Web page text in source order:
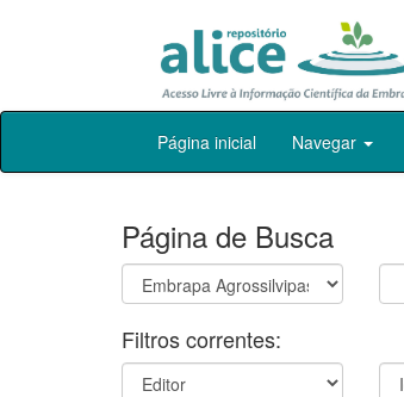
Skip
Página inicial Navegar
Página de Busca
Filtros correntes: